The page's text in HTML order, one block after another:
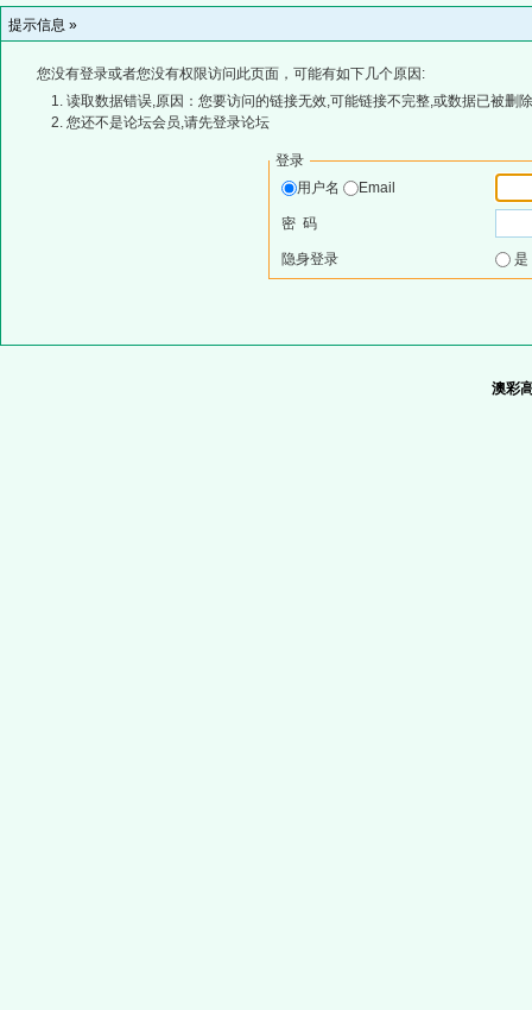
提示信息 »
您没有登录或者您没有权限访问此页面，可能有如下几个原因:
读取数据错误,原因：您要访问的链接无效,可能链接不完整,或数据已被删
您还不是论坛会员,请先登录论坛
登录
用户名
Email
密 码
隐身登录
澳彩